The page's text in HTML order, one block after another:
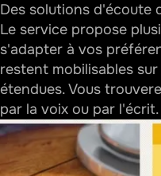
Des solutions d'écoute
Le service propose
s'adapter à vos
restent mobilisables
étendues. Vous
par la voix ou par l'écrit.